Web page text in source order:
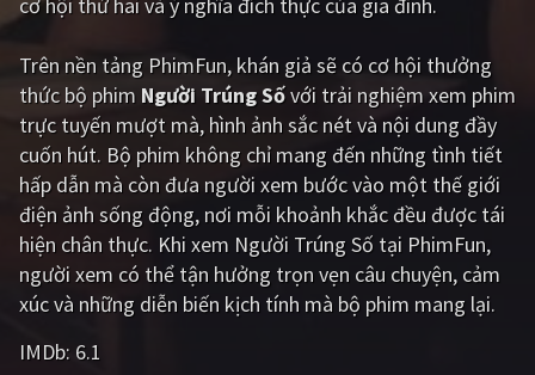
CẬP NHẬT
PHIM MỚI
PHIM BỘ
PHIM LẺ
PHIM CHIẾU RẠP
TUYỂN TẬP PHIM
Trên nền tảng PhimFun, khán giả sẽ có cơ hội thưởng
thức bộ phim Người Trúng Sốvới trải nghiệm xem phim
trực tuyến mượt mà, hình ảnh sắc nét và nội dung đầy
cuốn hút. Bộ phim không chỉ mang đến những tình tiết
hấp dẫn mà còn đưa người xem bước vào một thế giới
điện ảnh sống động, nơi mỗi khoảnh khắc đều được tái
hiện chân thực. Khi xem Người Trúng Số tại PhimFun,
người xem có thể tận hưởng trọn vẹn câu chuyện, cảm
xúc và những diễn biến kịch tính mà bộ phim mang lại.
IMDb: 6.1